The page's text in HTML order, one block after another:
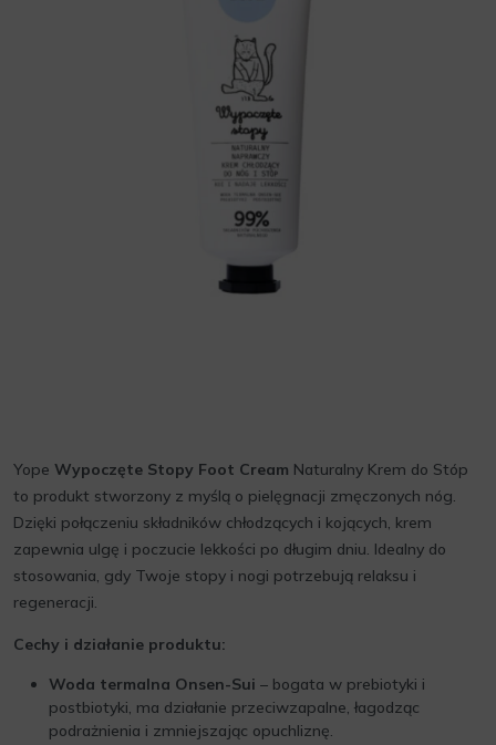
Yope Wypoczęte Stopy Foot Cream Naturalny Krem do Stóp
to produkt stworzony z myślą o pielęgnacji zmęczonych nóg.
Dzięki połączeniu składników chłodzących i kojących, krem
zapewnia ulgę i poczucie lekkości po długim dniu. Idealny do
stosowania, gdy Twoje stopy i nogi potrzebują relaksu i
regeneracji.
Cechy i działanie produktu:
Woda termalna Onsen-Sui – bogata w prebiotyki i
postbiotyki, ma działanie przeciwzapalne, łagodząc
podrażnienia i zmniejszając opuchliznę.